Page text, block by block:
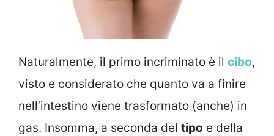
Naturalmente, il primo incriminato è il cibo,
visto e considerato che quanto va a finire
nell’intestino viene trasformato (anche) in
gas. Insomma, a seconda del tipo e della